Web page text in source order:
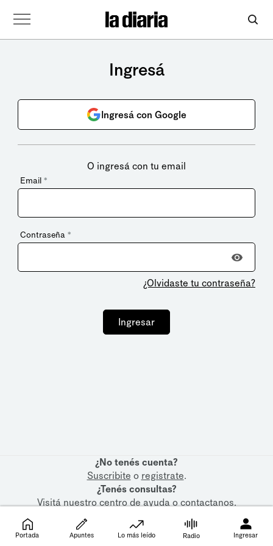
Ingresá
Ingresá con Google
O ingresá con tu email
Email *
Contraseña *
¿Olvidaste tu contraseña?
Ingresar
¿No tenés cuenta?
Suscribite o registrate.
¿Tenés consultas?
Visitá nuestrocentro de ayudaocontactanos.
Portada Apuntes Lo más leído Radio Ingresar